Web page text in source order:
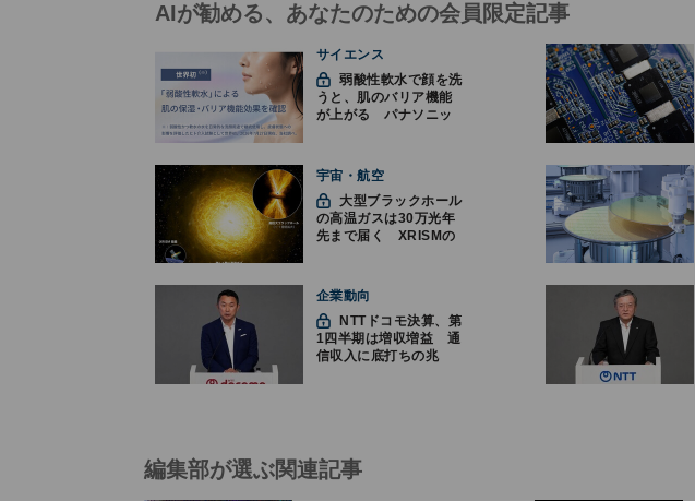
AIが勧める、あなたのための会員限定記事
サイエンス
弱酸性軟水で顔を洗
うと、肌のバリア機能
が上がる パナソニッ
宇宙・航空
大型ブラックホール
の高温ガスは30万光年
先まで届く XRISMの
企業動向
1四半期は増収増益 通
信収入に底打ちの兆
編集部が選ぶ関連記事